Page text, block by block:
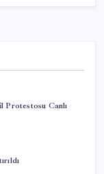
Protestosu Canlı